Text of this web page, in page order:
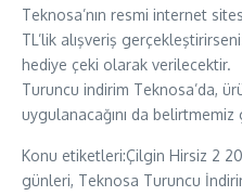
Teknosa’nın resmi internet
TL’lik alışveriş
hediye çeki olarak verilecektir.
Turuncu indirim Teknosa’da,
uygulanacağını da
Konu etiketleri:Çilgin Hirsiz 2
günleri, Teknosa Turuncu